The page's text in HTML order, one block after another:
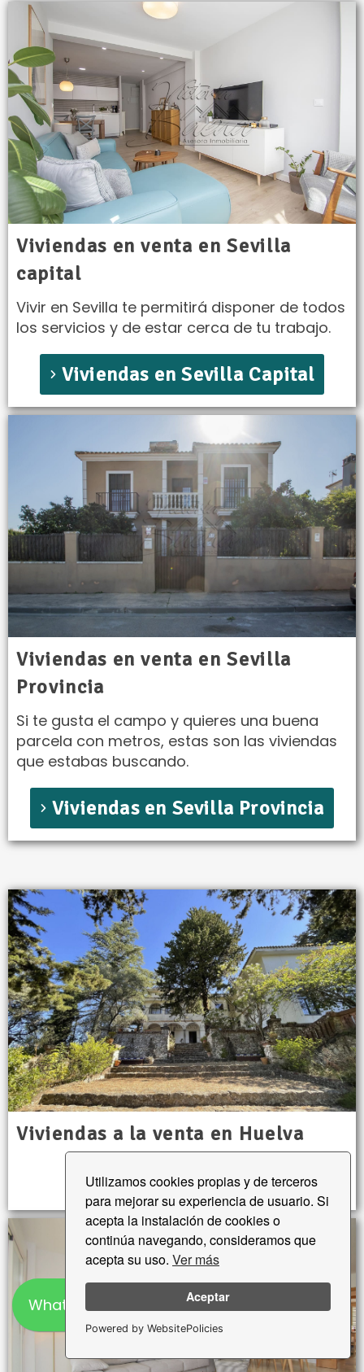
Utilizamos cookies propias y de terceros
para mejorar su experiencia de usuario. Si
acepta la instalación de cookies o
continúa navegando, consideramos que
acepta su uso. Ver más
Aceptar
Powered by WebsitePolicies
Viviendas en venta en Sevilla
capital
Vivir en Sevilla te permitirá disponer de todos
los servicios y de estar cerca de tu trabajo.
Viviendas en Sevilla Capital
Viviendas en venta en Sevilla
Provincia
Si te gusta el campo y quieres una buena
parcela con metros, estas son las viviendas
que estabas buscando.
Viviendas en Sevilla Provincia
Viviendas a la venta en Huelva
Viviendas en Huelva
WhatsApp